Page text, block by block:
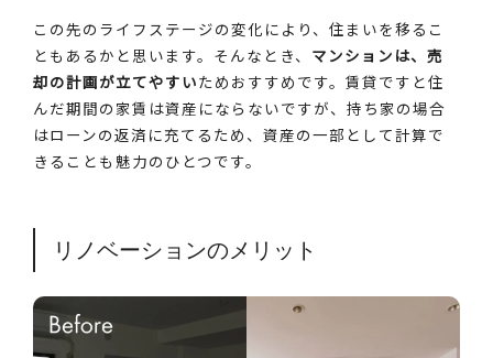
この先のライフステージの変化により、住まいを移るこ
ともあるかと思います。そんなとき、 マンションは、売
却の計画が立てやすいためおすすめです。賃貸ですと住
んだ期間の家賃は資産にならないですが、持ち家の場合
はローンの返済に充てるため、資産の一部として計算で
きることも魅力のひとつです。
リノベーションのメリット